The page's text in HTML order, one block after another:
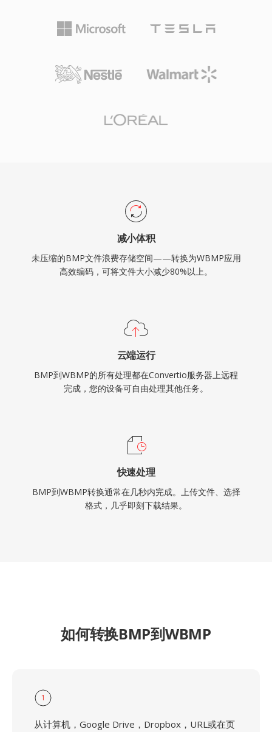
减小体积
未压缩的BMP文件浪费存储空间——转换为WBMP应用
高效编码，可将文件大小减少80%以上。
云端运行
BMP到WBMP的所有处理都在Convertio服务器上远程
完成，您的设备可自由处理其他任务。
快速处理
BMP到WBMP转换通常在几秒内完成。上传文件、选择
格式，几乎即刻下载结果。
如何转换BMP到WBMP
1
从计算机，Google Drive，Dropbox，URL或在页